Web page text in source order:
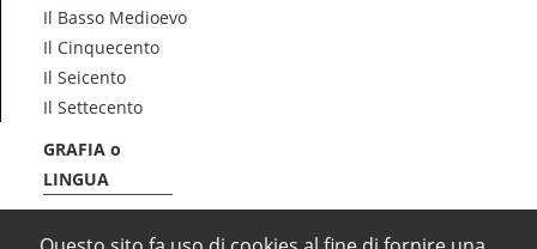
Il Basso Medioevo
Il Cinquecento
Il Seicento
Il Settecento
GRAFIA o
LINGUA